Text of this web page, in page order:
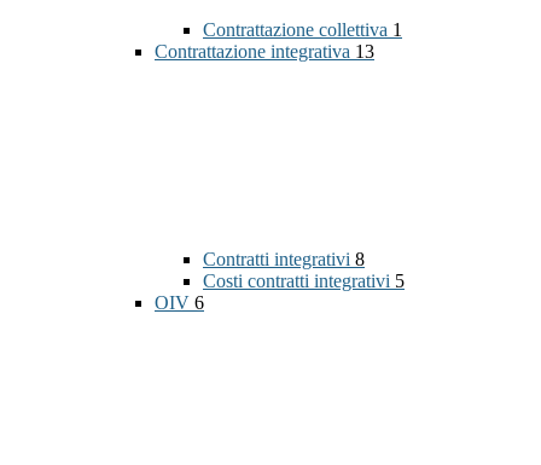
Contrattazione collettiva 1
Contrattazione integrativa 13
Contratti integrativi 8
Costi contratti integrativi 5
OIV 6